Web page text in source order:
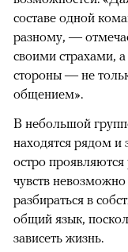
составе одной
разному, —
своими страхами,
стороны — не
общением».
В небольшой
находятся рядом и
остро
чувств невозможно
разбираться в
общий язык,
зависеть жизнь.